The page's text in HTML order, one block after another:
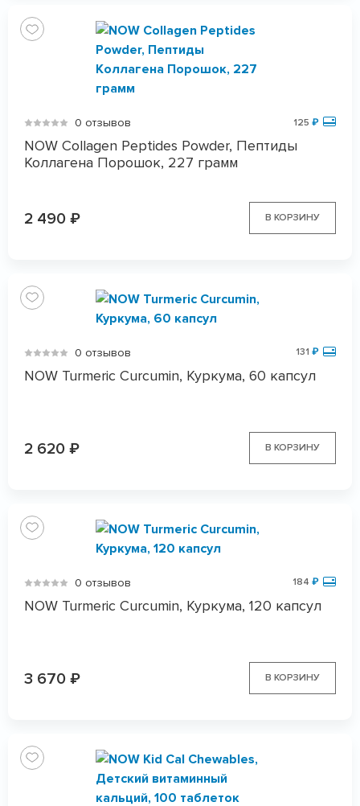
0 отзывов 125 ₽
NOW Collagen Peptides Powder, Пептиды
Коллагена Порошок, 227 грамм
2 490 ₽ В КОРЗИНУ
0 отзывов 131 ₽
NOW Turmeric Curcumin, Куркума, 60 капсул
2 620 ₽ В КОРЗИНУ
0 отзывов 184 ₽
NOW Turmeric Curcumin, Куркума, 120 капсул
3 670 ₽ В КОРЗИНУ